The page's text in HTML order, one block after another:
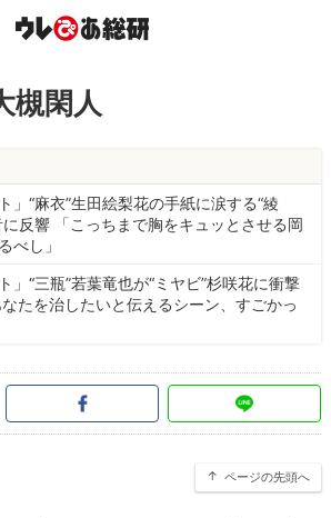
槻閑人
」“麻衣”生田絵梨花の手紙に涙する“綾
に反響 「こっちまで胸をキュッとさせる岡
べし」
」“三瓶”若葉竜也が“ミヤビ”杉咲花に衝撃
たを治したいと伝えるシーン、すごかっ
ページの先頭へ